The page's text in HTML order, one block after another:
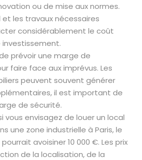
ou de mise aux normes.
et les travaux nécessaires
considérablement le coût
prévoir une marge de
faire face aux imprévus. Les
peuvent souvent générer
il est important de
de sécurité.
vous envisagez de louer un local
une zone industrielle à Paris, le
avoisiner 10 000 €. Les prix
de la localisation, de la